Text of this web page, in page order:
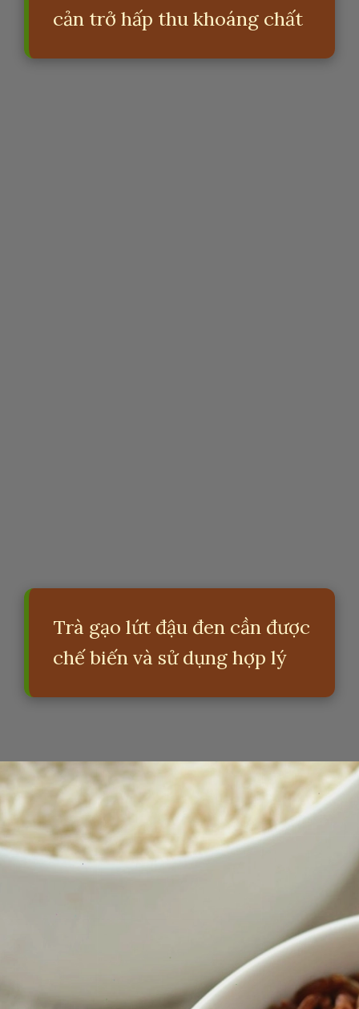
cản trở hấp thu khoáng chất
Trà gạo lứt đậu đen cần được
chế biến và sử dụng hợp lý
Đang mởhttps://erci.edu.vn/tac-hai-cua-gao-lut-den